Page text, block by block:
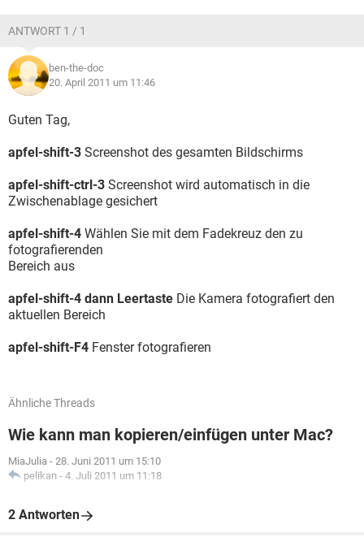
ANTWORT 1 / 1
ben-the-doc
20. April 2011 um 11:46
Guten Tag,
apfel-shift-3 Screenshot des gesamten Bildschirms
apfel-shift-ctrl-3 Screenshot wird automatisch in die
Zwischenablage gesichert
apfel-shift-4 Wählen Sie mit dem Fadekreuz den zu
fotografierenden
Bereich aus
apfel-shift-4 dann Leertaste Die Kamera fotografiert den
aktuellen Bereich
apfel-shift-F4 Fenster fotografieren
Ähnliche Threads
Wie kann man kopieren/einfügen unter Mac?
MiaJulia - 28. Juni 2011 um 15:10
pelikan - 4. Juli 2011 um 11:18
2 Antworten